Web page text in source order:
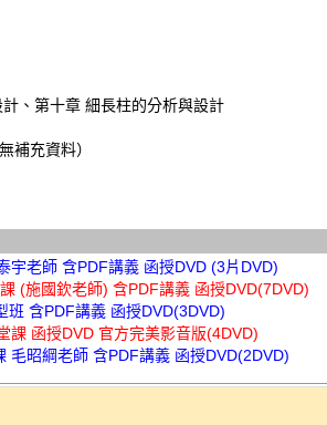
、第十章 細長柱的分析與設計
補充資料）
宇老師 含PDF講義 函授DVD (3片DVD)
(施國欽老師) 含PDF講義 函授DVD(7DVD)
班 含PDF講義 函授DVD(3DVD)
課 函授DVD 官方完美影音版(4DVD)
毛昭綱老師 含PDF講義 函授DVD(2DVD)